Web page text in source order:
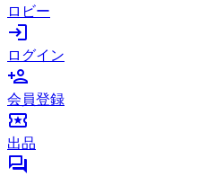
ロビー
login
ログイン
person_add
会員登録
local_activity
出品
forum